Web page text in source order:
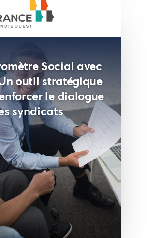
Social avec
outil stratégique
le dialogue
syndicats